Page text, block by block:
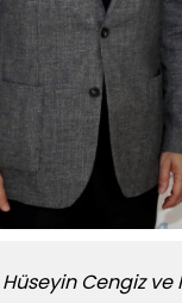
Hüseyin Cengiz